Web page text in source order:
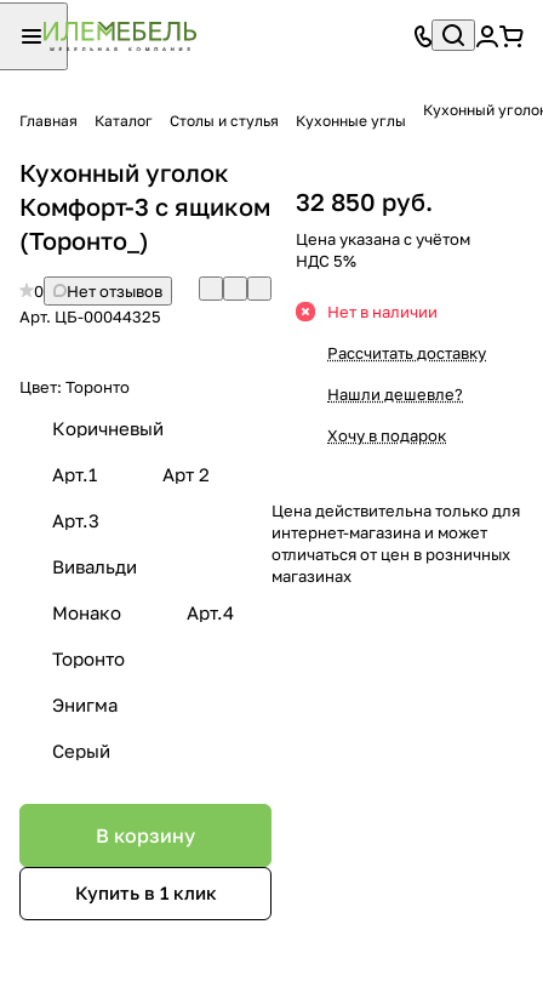
Главная Каталог Столы и стулья Кухонные углы
Кухонный
Кухонный уголок
Комфорт-3 с ящиком
(Торонто_)
0
Нет отзывов
Арт. ЦБ-00044325
Цвет: Торонто
Коричневый
Арт.1 Арт 2
Арт.3
Вивальди
Монако Арт.4
Торонто
Энигма
Серый
В корзину
Купить в 1 клик
32 850 руб.
Цена указана с учётом
НДС 5%
Нет в наличии
Рассчитать доставку
Нашли дешевле?
Хочу в подарок
Цена действительна только для
интернет-магазина и может
отличаться от цен в розничных
магазинах